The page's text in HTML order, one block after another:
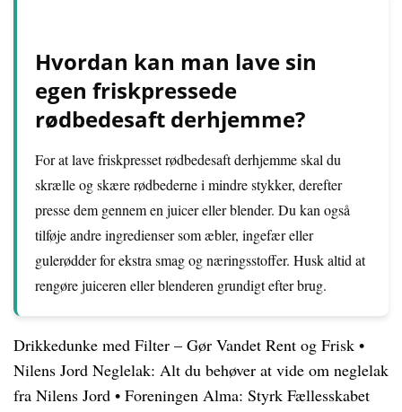
Hvordan kan man lave sin
egen friskpressede
rødbedesaft derhjemme?
For at lave friskpresset rødbedesaft derhjemme skal du
skrælle og skære rødbederne i mindre stykker, derefter
presse dem gennem en juicer eller blender. Du kan også
tilføje andre ingredienser som æbler, ingefær eller
gulerødder for ekstra smag og næringsstoffer. Husk altid at
rengøre juiceren eller blenderen grundigt efter brug.
Drikkedunke med Filter – Gør Vandet Rent og Frisk •
Nilens Jord Neglelak: Alt du behøver at vide om neglelak
fra Nilens Jord • Foreningen Alma: Styrk Fællesskabet